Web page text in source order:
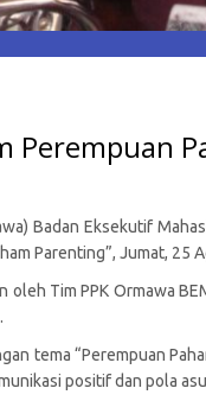
Perempuan
Badan Eksekutif
Parenting”, Jumat, 25
Tim PPK Ormawa
tema “Perempuan
positif dan pola